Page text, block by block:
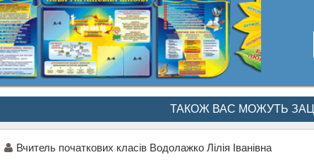
ТАКОЖ ВАС МОЖУТЬ
Вчитель початкових класів Водолажко Лілія Іванівна